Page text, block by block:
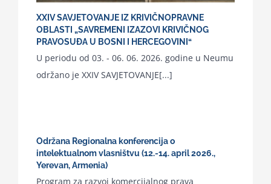
XXIV SAVJETOVANJE IZ KRIVIČNOPRAVNE
OBLASTI „SAVREMENI IZAZOVI KRIVIČNOG
PRAVOSUĐA U BOSNI I HERCEGOVINI“
U periodu od 03. - 06. 06. 2026. godine u Neumu
održano je XXIV SAVJETOVANJE[...]
Održana Regionalna konferencija o
intelektualnom vlasništvu (12.-14. april 2026.,
Yerevan, Armenia)
Program za razvoj komercijalnog prava